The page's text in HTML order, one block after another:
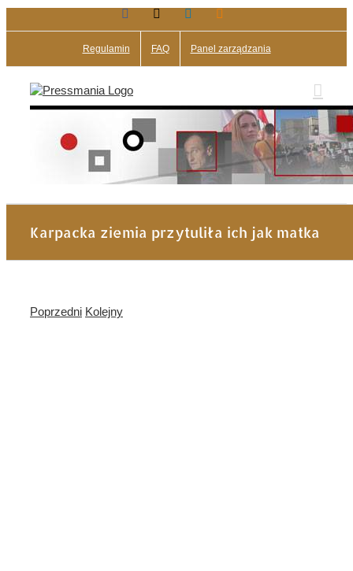
do
Facebook LinkedIn
Regulamin FAQ Panel zarządzania
Karpacka ziemia przytuliła ich jak matka
Poprzedni Kolejny